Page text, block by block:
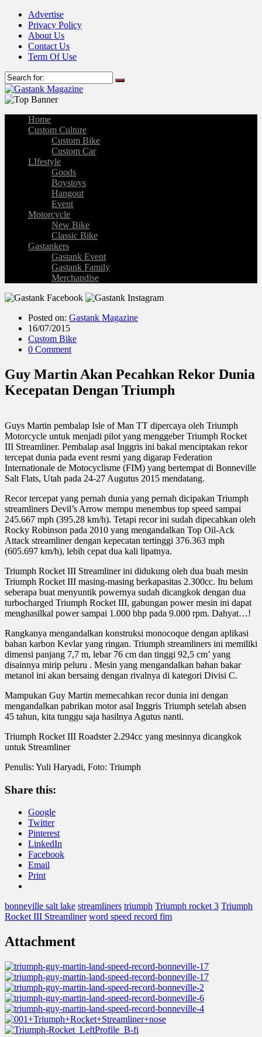
Advertise
Privacy Policy
About Us
Contact Us
Term Of Use
Home
Custom Culture
Custom Bike
Custom Car
LIfestyle
Goods
Boystoys
Hangout
Event
Motorcycle
New Bike
Classic Bike
Gastankers
Gastank Event
Gastank Family
Merchandise
Posted on: Gastank Magazine
16/07/2015
Custom Bike
0 Comment
Guy Martin Akan Pecahkan Rekor Dunia
Kecepatan Dengan Triumph
Guys Martin pembalap Isle of Man TT dipercaya oleh Triumph
Motorcycle untuk menjadi pilot yang menggeber Triumph Rocket
III Streamliner. Pembalap asal Inggris ini bakal menciptakan rekor
tercepat dunia pada event resmi yang digarap Federation
Internationale de Motocyclisme (FIM) yang bertempat di Bonneville
Salt Flats, Utah pada 24-27 Augutus 2015 mendatang.
Recor tercepat yang pernah dunia yang pernah dicipakan Triumph
streamliners Devil’s Arrow mempu menembus top speed sampai
245.667 mph (395.28 km/h). Tetapi recor ini sudah dipecahkan oleh
Rocky Robinson pada 2010 yang mengandalkan Top Oil-Ack
Attack streamliner dengan kepecatan tertinggi 376.363 mph
(605.697 km/h), lebih cepat dua kali lipatnya.
Triumph Rocket III Streamliner ini didukung oleh dua buah mesin
Triumph Rocket III masing-masing berkapasitas 2.300cc. Itu belum
seberapa buat menyuntik powernya sudah dicangkok dengan dua
turbocharged Triumph Rocket III, gabungan power mesin ini dapat
menghasilkal power sampai 1.000 bhp pada 9.000 rpm. Dahyat…!
Rangkanya mengandalkan konstruksi monocoque dengan aplikasi
bahan karbon Kevlar yang ringan. Triumph streamliners ini memiliki
dimensi panjang 7,7 m, lebar 76 cm dan tinggi 92,5 cm’ yang
disainnya mirip peluru . Mesin yang mengandalkan bahan bakar
metanol ini akan bersaing dengan rivalnya di kategori Divisi C.
Mampukan Guy Martin memecahkan recor dunia ini dengan
mengandalkan pabrikan motor asal Inggris Triumph setelah absen
45 tahun, kita tunggu saja hasilnya Agutus nanti.
Triumph Rocket III Roadster 2.294cc yang mesinnya dicangkok
untuk Streamliner
Penulis: Yuli Haryadi, Foto: Triumph
Share this:
Google
Twitter
Pinterest
LinkedIn
Facebook
Email
Print
bonneville salt lake streamliners triumph Triumph rocket 3 Triumph
Rocket III Streamliner word speed record fim
Attachment